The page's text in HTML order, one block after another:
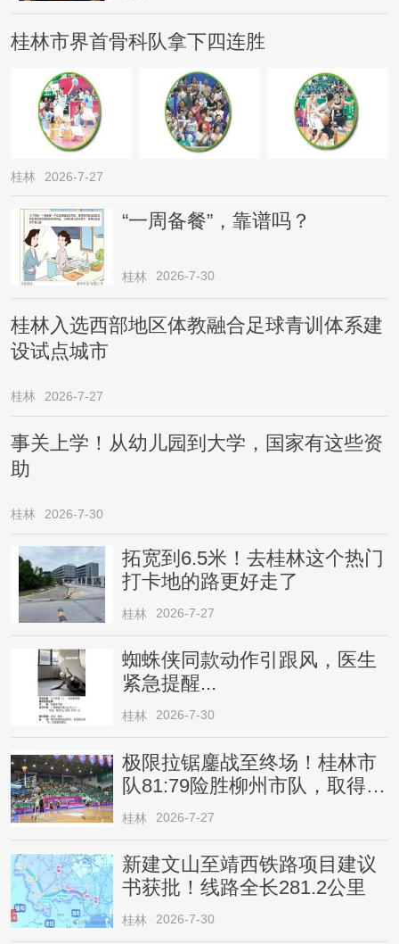
桂林市界首骨科队拿下四连胜
桂林 2026-7-27
“一周备餐”，靠谱吗？
桂林 2026-7-30
桂林入选西部地区体教融合足球青训体系建
设试点城市
桂林 2026-7-27
事关上学！从幼儿园到大学，国家有这些资
助
桂林 2026-7-30
拓宽到6.5米！去桂林这个热门
打卡地的路更好走了
桂林 2026-7-27
蜘蛛侠同款动作引跟风，医生
紧急提醒...
桂林 2026-7-30
极限拉锯鏖战至终场！桂林市
队81:79险胜柳州市队，取得四
连胜
桂林 2026-7-27
新建文山至靖西铁路项目建议
书获批！线路全长281.2公里
桂林 2026-7-30